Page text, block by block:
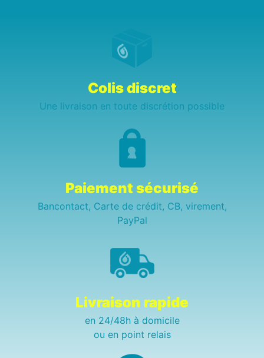
Colis discret
Une livraison en toute discrétion possible
Paiement sécurisé
Bancontact, Carte de crédit, CB, virement,
PayPal
Livraison rapide
en 24/48h à domicile
ou en point relais